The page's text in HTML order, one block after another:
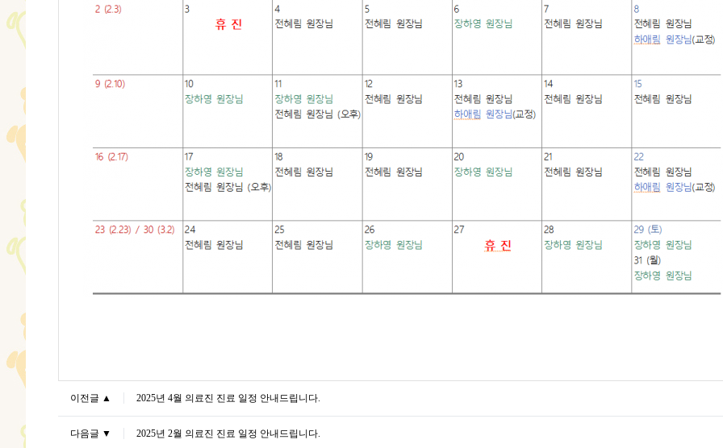
이전글 ▲ 2025년 4월 의료진 진료 일정 안내드립니다.
다음글 ▼ 2025년 2월 의료진 진료 일정 안내드립니다.